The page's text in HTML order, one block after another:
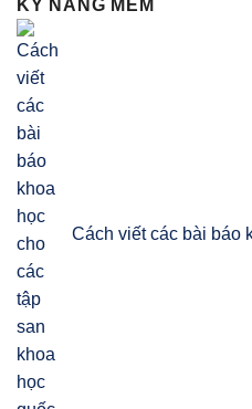
KỸ NĂNG MỀM
Cách viết các bài báo